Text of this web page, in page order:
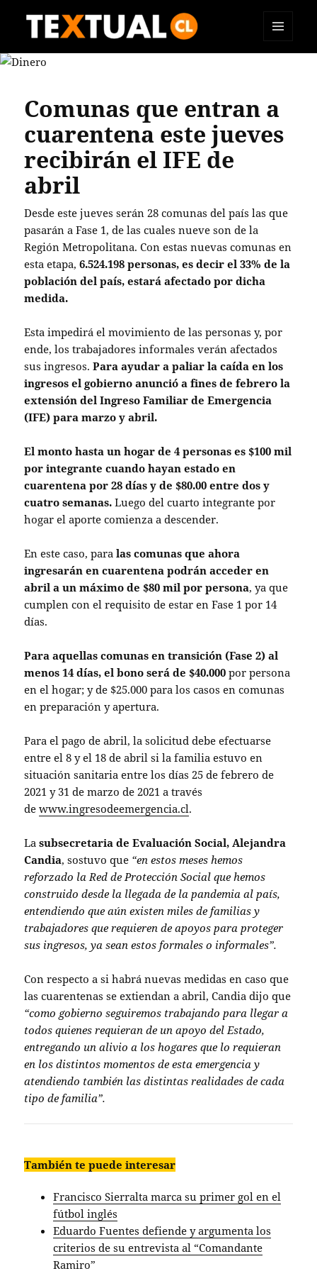
TEXTUAL
Comunas que entran a
cuarentena este jueves
recibirán el IFE de
abril
Desde este jueves serán 28 comunas del país las que
pasarán a Fase 1, de las cuales nueve son de la
Región Metropolitana. Con estas nuevas comunas en
esta etapa,6.524.198 personas, es decir el 33% de la
población del país, estará afectado por dicha
medida.
Esta impedirá el movimiento de las personas y, por
ende, los trabajadores informales verán afectados
sus ingresos.Para ayudar a paliar la caída en los
ingresos el gobierno anunció a fines de febrero la
extensión del Ingreso Familiar de Emergencia
(IFE) para marzo y abril.
El monto hasta un hogar de 4 personas es $100 mil
por integrante cuando hayan estado en
cuarentena por 28 días y de $80.00 entre dos y
cuatro semanas. Luego del cuarto integrante por
hogar el aporte comienza a descender.
En este caso, paralas comunas que ahora
ingresarán en cuarentena podrán acceder en
abril a un máximo de $80 mil por persona, ya que
cumplen con el requisito de estar en Fase 1 por 14
días.
Para aquellas comunas en transición (Fase 2) al
menos 14 días, el bono será de $40.000 por persona
en el hogar; y de $25.000 para los casos en comunas
en preparación y apertura.
Para el pago de abril, la solicitud debe efectuarse
entre el 8 y el 18 de abril si la familia estuvo en
situación sanitaria entre los días 25 de febrero de
2021 y 31 de marzo de 2021 a través
dewww.ingresodeemergencia.cl.
Lasubsecretaria de Evaluación Social, Alejandra
Candia, sostuvo que “en estos meses hemos
reforzado la Red de Protección Social que hemos
construido desde la llegada de la pandemia al país,
entendiendo que aún existen miles de familias y
trabajadores que requieren de apoyos para proteger
sus ingresos, ya sean estos formales o informales”.
Con respecto a si habrá nuevas medidas en caso que
las cuarentenas se extiendan a abril, Candia dijo que
“como gobierno seguiremos trabajando para llegar a
todos quienes requieran de un apoyo del Estado,
entregando un alivio a los hogares que lo requieran
en los distintos momentos de esta emergencia y
atendiendo también las distintas realidades de cada
tipo de familia”.
También te puede interesar
Francisco Sierralta marca su primer gol en el
fútbol inglés
Eduardo Fuentes defiende y argumenta los
criterios de su entrevista al “Comandante
Ramiro”